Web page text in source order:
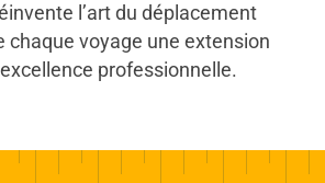
l’art du déplacement
chaque voyage une extension
professionnelle.